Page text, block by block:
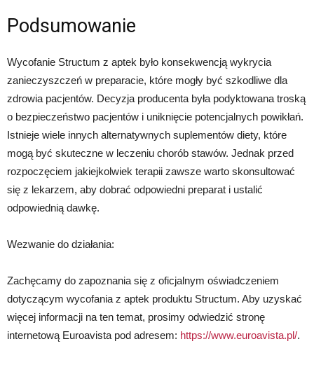
Podsumowanie
Wycofanie Structum z aptek było konsekwencją wykrycia
zanieczyszczeń w preparacie, które mogły być szkodliwe dla
zdrowia pacjentów. Decyzja producenta była podyktowana troską
o bezpieczeństwo pacjentów i uniknięcie potencjalnych powikłań.
Istnieje wiele innych alternatywnych suplementów diety, które
mogą być skuteczne w leczeniu chorób stawów. Jednak przed
rozpoczęciem jakiejkolwiek terapii zawsze warto skonsultować
się z lekarzem, aby dobrać odpowiedni preparat i ustalić
odpowiednią dawkę.
Wezwanie do działania:
Zachęcamy do zapoznania się z oficjalnym oświadczeniem
dotyczącym wycofania z aptek produktu Structum. Aby uzyskać
więcej informacji na ten temat, prosimy odwiedzić stronę
internetową Euroavista pod adresem: https://www.euroavista.pl/.